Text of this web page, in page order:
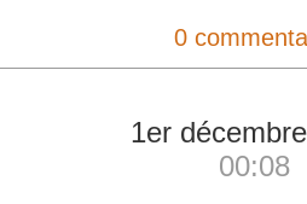
0
1er
00:08